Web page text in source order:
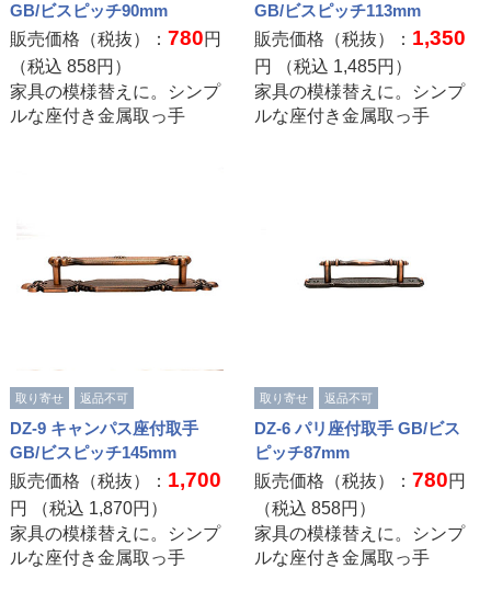
GB/ビスピッチ90mm
販売価格（税抜）： 780円
（税込 858円）
家具の模様替えに。シンプ
ルな座付き金属取っ手
GB/ビスピッチ113mm
販売価格（税抜）： 1,350
円 （税込 1,485円）
家具の模様替えに。シンプ
ルな座付き金属取っ手
取り寄せ 返品不可
DZ-9 キャンパス座付取手
GB/ビスピッチ145mm
販売価格（税抜）： 1,700
円 （税込 1,870円）
家具の模様替えに。シンプ
ルな座付き金属取っ手
取り寄せ 返品不可
DZ-6 パリ座付取手 GB/ビス
ピッチ87mm
販売価格（税抜）：780円
（税込858円）
家具の模様替えに。シンプ
ルな座付き金属取っ手